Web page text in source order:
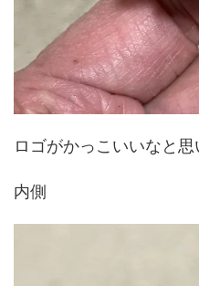
ロゴがかっこいいなと思
内側